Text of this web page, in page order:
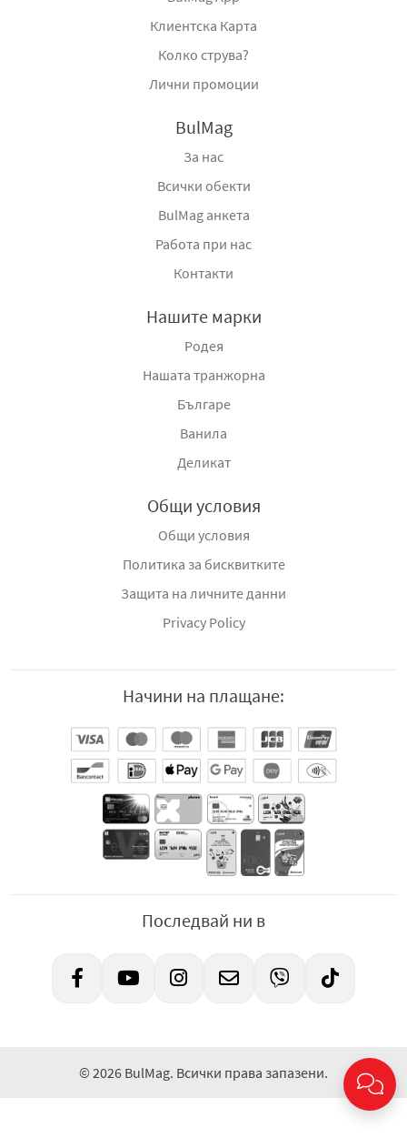
Клиентска Карта
Колко струва?
Лични промоции
BulMag
За нас
Всички обекти
BulMag анкета
Работа при нас
Контакти
Нашите марки
Родея
Нашата транжорна
Българе
Ванила
Деликат
Общи условия
Общи условия
Политика за бисквитките
Защита на личните данни
Privacy Policy
Начини на плащане:
Последвай ни в
© 2026 BulMag. Всички права запазени.